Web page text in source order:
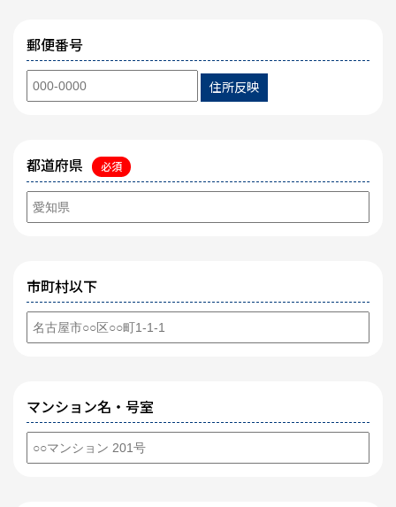
郵便番号
住所反映
都道府県 必須
市町村以下
マンション名・号室